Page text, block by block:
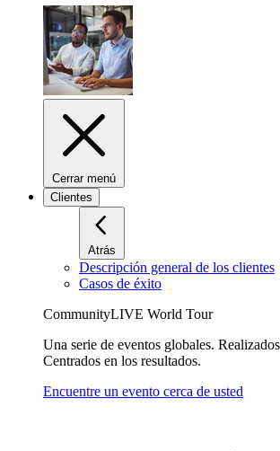
Cerrar menú
Clientes
Atrás
Descripción general de los clientes
Casos de éxito
CommunityLIVE World Tour
Una serie de eventos globales.
Centrados en los resultados.
Encuentre un evento cerca de usted